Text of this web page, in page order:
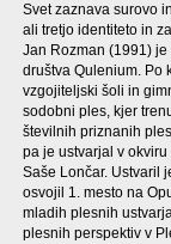
Svet zaznava surovo
ali tretjo identiteto in
Jan Rozman (1991)
društva Qulenium. Po
vzgojiteljski šoli in
sodobni ples, kjer
številnih priznanih
pa je ustvarjal v
Saše Lončar. Ustvaril
osvojil 1. mesto na
mladih plesnih
plesnih perspektiv v